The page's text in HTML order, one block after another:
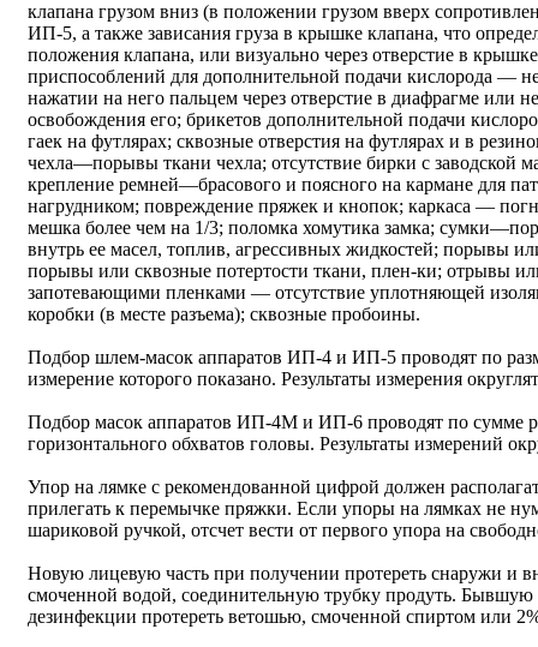
клапана грузом вниз (в положении грузом вверх
ИП-5, а также зависания груза в крышке клапана, что
положения клапана, или визуально через отверстие в
приспособлений для дополнительной подачи кислорода —
нажатии на него пальцем через отверстие в диафрагме или
освобождения его; брикетов дополнительной подачи
гаек на футлярах; сквозные отверстия на футлярах и в
чехла—порывы ткани чехла; отсутствие бирки с заводской
крепление ремней—брасового и поясного на кармане для
нагрудником; повреждение пряжек и кнопок; каркаса —
мешка более чем на 1/3; поломка хомутика замка;
внутрь ее масел, топлив, агрессивных жидкостей; порывы
порывы или сквозные потертости ткани, плен-ки; отрывы
запотевающими пленками — отсутствие уплотняющей
коробки (в месте разъема); сквозные пробоины.
Подбор шлем-масок аппаратов ИП-4 и ИП-5 проводят по
измерение которого показано. Результаты измерения
Подбор масок аппаратов ИП-4М и ИП-6 проводят по сумме
горизонтального обхватов головы. Результаты измерений
Упор на лямке с рекомендованной цифрой должен
прилегать к перемычке пряжки. Если упоры на лямках не
шариковой ручкой, отсчет вести от первого упора на
Новую лицевую часть при получении протереть снаружи и
смоченной водой, соединительную трубку продуть. Бывшую
дезинфекции протереть ветошью, смоченной спиртом или